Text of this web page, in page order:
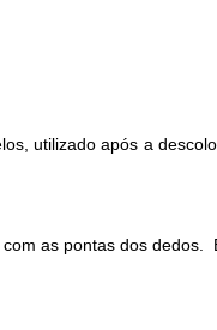
utilizado após a
as pontas dos